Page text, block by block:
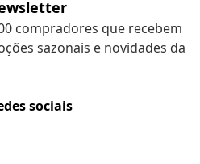
compradores que recebem
sazonais e novidades da
sociais